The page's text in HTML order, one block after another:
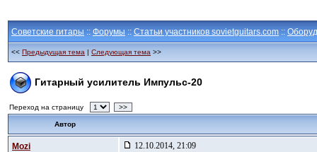
Советские гитары :: Форумы :: Статьи участников sovietguitars.com ::
<< Предыдущая тема | Следующая тема >>
Гитарный усилитель Импульс-20
Переход на страницу >>
Автор
Mozi 12.10.2014, 21:09